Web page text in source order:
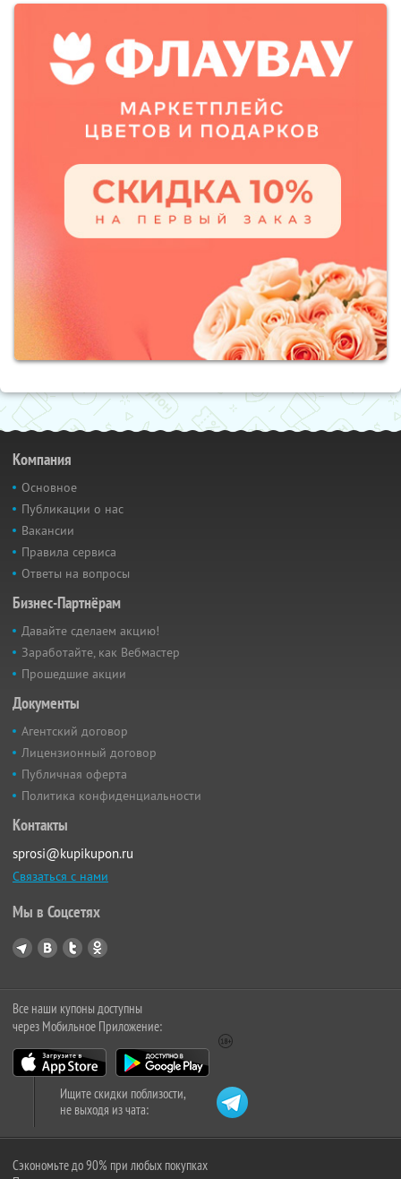
Компания
Основное
Публикации о нас
Вакансии
Правила сервиса
Ответы на вопросы
Бизнес-Партнёрам
Давайте сделаем акцию!
Заработайте, как Вебмастер
Прошедшие акции
Документы
Агентский договор
Лицензионный договор
Публичная оферта
Политика конфиденциальности
Контакты
sprosi@kupikupon.ru
Связаться с нами
Мы в Соцсетях
Все наши купоны доступны
через Мобильное Приложение:
Ищите скидки поблизости,
не выходя из чата:
Сэкономьте до 90% при любых покупках